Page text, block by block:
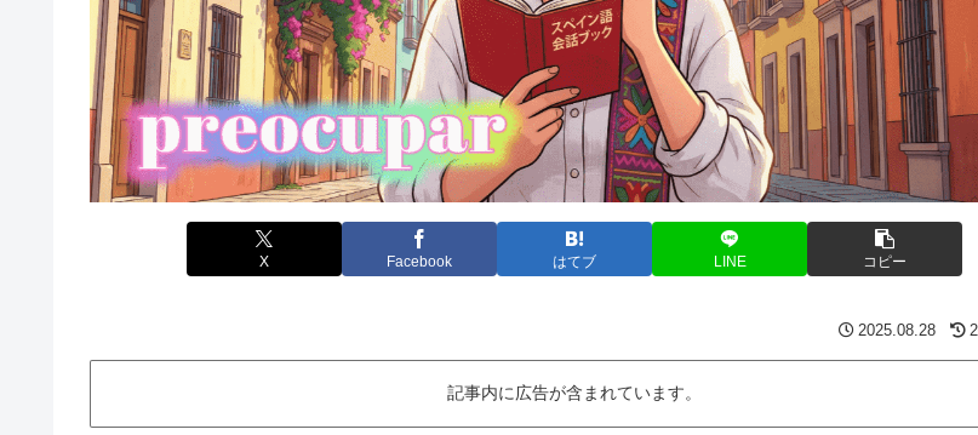
X Facebook はてブ LINE コピー
2025.08.28
記事内に広告が含まれています。